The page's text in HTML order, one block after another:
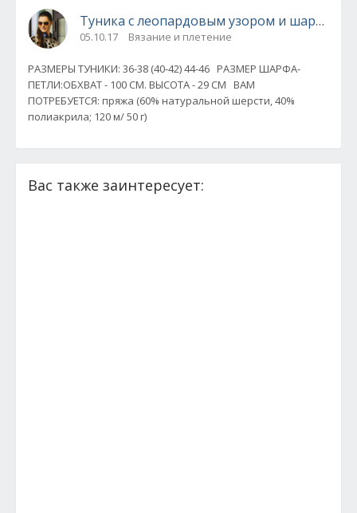
Туника с леопардовым узором и шарф-
05.10.17 Вязание и плетение
РАЗМЕРЫ ТУНИКИ: 36-38 (40-42) 44-46 РАЗМЕР ШАРФА-
ПЕТЛИ:ОБХВАТ - 100 СМ. ВЫСОТА - 29 СМ ВАМ
ПОТРЕБУЕТСЯ: пряжа (60% натуральной шерсти, 40%
полиакрила; 120 м/ 50 г)
Вас также заинтересует: